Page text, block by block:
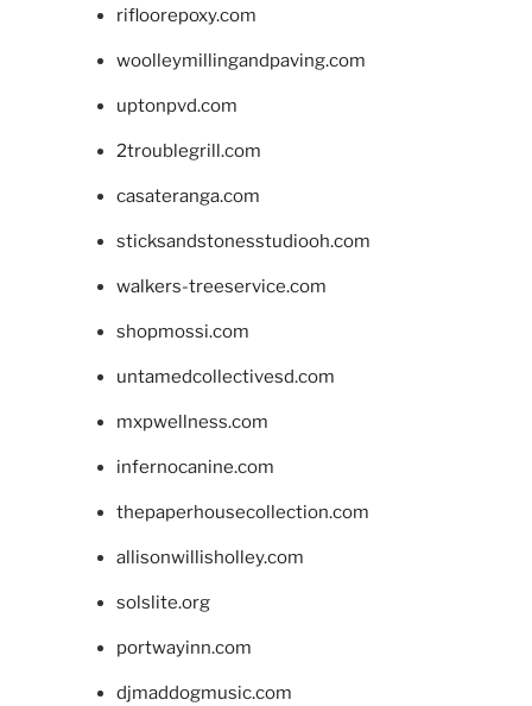
rifloorepoxy.com
woolleymillingandpaving.com
uptonpvd.com
2troublegrill.com
casateranga.com
sticksandstonesstudiooh.com
walkers-treeservice.com
shopmossi.com
untamedcollectivesd.com
mxpwellness.com
infernocanine.com
thepaperhousecollection.com
allisonwillisholley.com
solslite.org
portwayinn.com
djmaddogmusic.com